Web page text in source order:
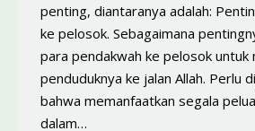
penting, diantaranya adalah:
ke pelosok. Sebagaimana
para pendakwah ke pelosok untuk
penduduknya ke jalan Allah. Perlu
bahwa memanfaatkan segala
dalam…